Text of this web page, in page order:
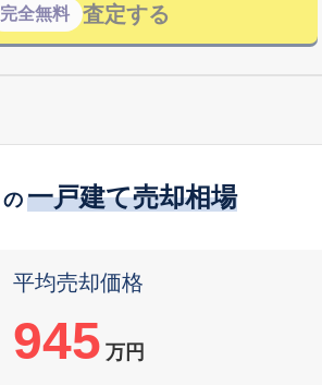
完全無料 査定する
の 一戸建て売却相場
平均売却価格
945 万円